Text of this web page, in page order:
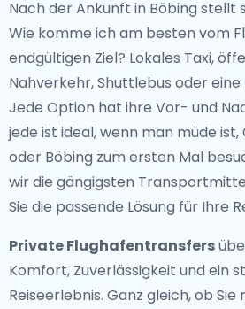
Nach der Ankunft in Böbing stellt
Wie komme ich am besten vom
endgültigen Ziel? Lokales Taxi,
Nahverkehr, Shuttlebus oder
Jede Option hat ihre Vor- und
jede ist ideal, wenn man müde
oder Böbing zum ersten Mal
wir die gängigsten
Sie die passende Lösung für Ihre
Private Flughafentransfers
Komfort, Zuverlässigkeit und ein
Reiseerlebnis. Ganz gleich, ob Sie